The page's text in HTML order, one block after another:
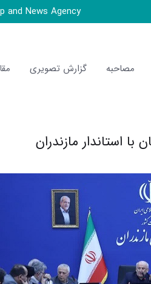
and News Agency
مصاحبه گزارش تصویری
استاندار مازندران